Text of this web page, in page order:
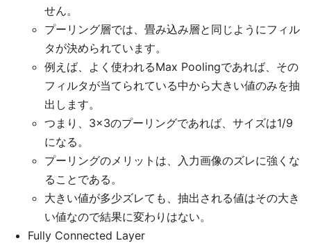
せん。
プーリング層では、畳み込み層と同じようにフィル
タが決められています。
例えば、よく使われるMax Poolingであれば、その
フィルタが当てられている中から大きい値のみを抽
出します。
つまり、3×3のプーリングであれば、サイズは1/9
になる。
プーリングのメリットは、入力画像のズレに強くな
ることである。
大きい値が多少ズレても、抽出される値はその大き
い値なので結果に変わりはない。
Fully Connected Layer